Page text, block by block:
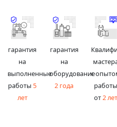
гарантия
на
выполненные
работы 5
лет
гарантия
на
оборудование
2 года
с
работы
от2 лет